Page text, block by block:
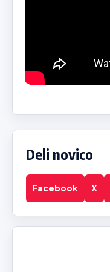
Deli novico
Facebook X